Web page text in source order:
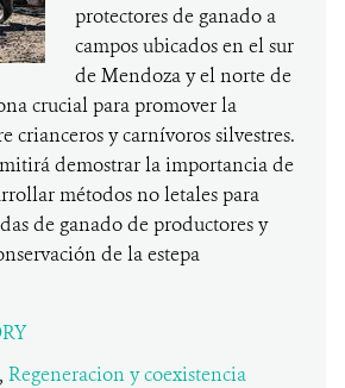
protectores de ganado a
campos ubicados en el sur
de Mendoza y el norte de
crucial para promover la
crianceros y carnívoros silvestres.
demostrar la importancia de
métodos no letales para
de ganado de productores y
de la estepa
, Regeneracion y coexistencia